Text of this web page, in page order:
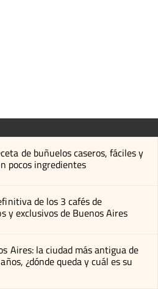
de buñuelos caseros, fáciles y
pocos ingredientes
de los 3 cafés de
y exclusivos de Buenos Aires
Aires: la ciudad más antigua de
¿dónde queda y cuál es su